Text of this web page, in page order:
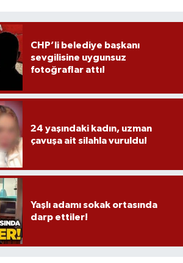
CHP’li belediye başkanı
sevgilisine uygunsuz
fotoğraflar attı!
24 yaşındaki kadın, uzman
çavuşa ait silahla vuruldu!
Yaşlı adamı sokak ortasında
darp ettiler!